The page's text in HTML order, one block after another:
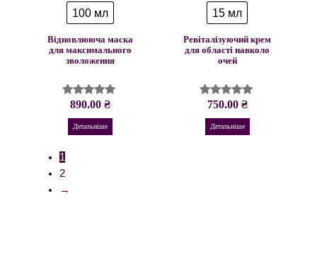
100 мл
Відновлююча маска
для максимального
зволоження
Оцінено в
з 5
890.00 ₴
Детальніше
15 мл
Ревіталізуючий крем
для області навколо
очей
Оцінено в
з 5
750.00 ₴
Детальніше
1
2
→